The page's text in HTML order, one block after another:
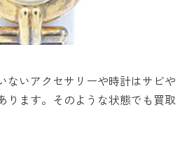
ないアクセサリーや時計はサビや
ります。そのような状態でも買取